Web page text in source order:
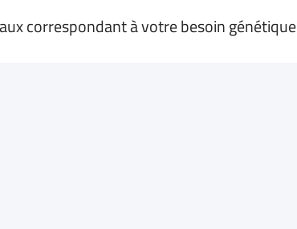
correspondant à votre besoin génétique